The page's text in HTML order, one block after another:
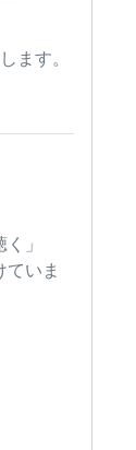
ます。
」
ていま